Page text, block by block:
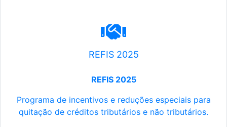
REFIS 2025
REFIS 2025
Programa de incentivos e reduções especiais para
quitação de créditos tributários e não tributários.